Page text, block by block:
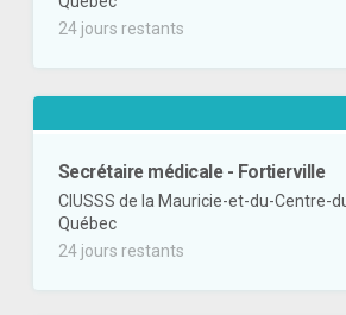
24 jours restants
Secrétaire médicale - Fortierville
CIUSSS de la Mauricie-et-du-Centre-
Québec
24 jours restants